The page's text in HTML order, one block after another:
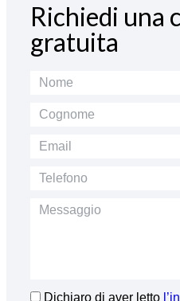
Richiedi una
gratuita
Dichiaro di aver letto